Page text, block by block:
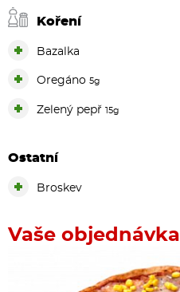
Koření
Bazalka
Oregáno 5g
Zelený pepř 15g
Ostatní
Broskev
Vaše objednávka